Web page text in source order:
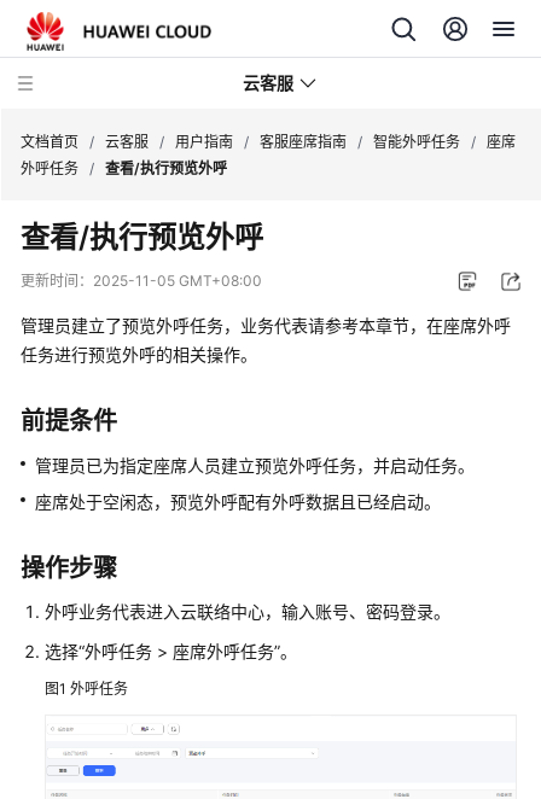
云客服
产
品
介
快
入
门
户
南
云
控
制
操
作
文档首页 / 云客服 / 用户指南 / 客服座席指南 / 智能外呼任务 / 座席
外呼任务 / 查看/执行预览外呼
查看/执行预览外呼
更新时间： 2025-11-05 GMT+08:00
管理员建立了预览外呼任务，业务代表请参考本章节，在座席外呼
任务进行预览外呼的相关操作。
前提条件
管理员已为指定座席人员建立预览外呼任务，并启动任务。
座席处于空闲态，预览外呼配有外呼数据且已经启动。
操作步骤
外呼业务代表进入云联络中心，输入账号、密码登录。
选择“外呼任务 > 座席外呼任务”。
图1 外呼任务